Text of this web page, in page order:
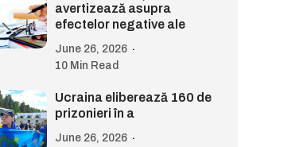
avertizează asupra
efectelor negative ale
June 26, 2026
10 Min Read
Ucraina eliberează 160 de
prizonieri în a
June 26, 2026